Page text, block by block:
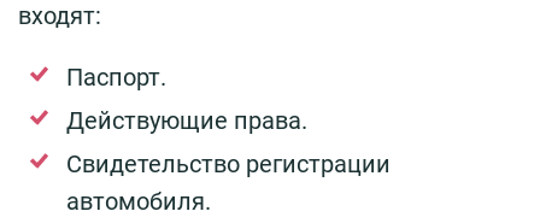
входят:
Паспорт.
Действующие права.
Свидетельство регистрации
автомобиля.